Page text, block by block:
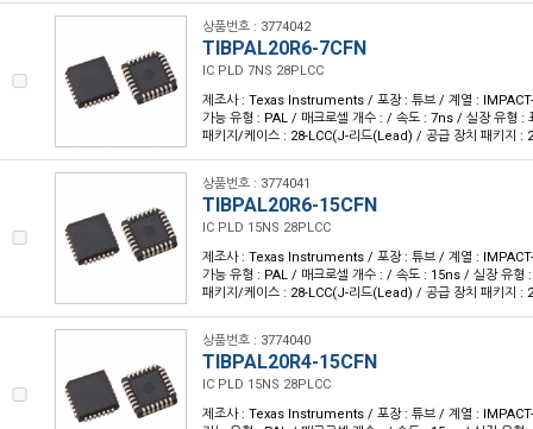
상품번호 : 3774042
TIBPAL20R6-7CFN
IC PLD 7NS 28PLCC
제조사 : Texas Instruments / 포장 : 튜브 / 계열 :
가능 유형 : PAL / 매크로셀 개수 : / 속도 : 7ns / 실장 유형 :
패키지/케이스 : 28-LCC(J-리드(Lead) / 공급 장치 패키지 :
상품번호 : 3774041
TIBPAL20R6-15CFN
IC PLD 15NS 28PLCC
제조사 : Texas Instruments / 포장 : 튜브 / 계열 :
가능 유형 : PAL / 매크로셀 개수 : / 속도 : 15ns / 실장 유형
패키지/케이스 : 28-LCC(J-리드(Lead) / 공급 장치 패키지 :
상품번호 : 3774040
TIBPAL20R4-15CFN
IC PLD 15NS 28PLCC
제조사 : Texas Instruments / 포장 : 튜브 / 계열 :